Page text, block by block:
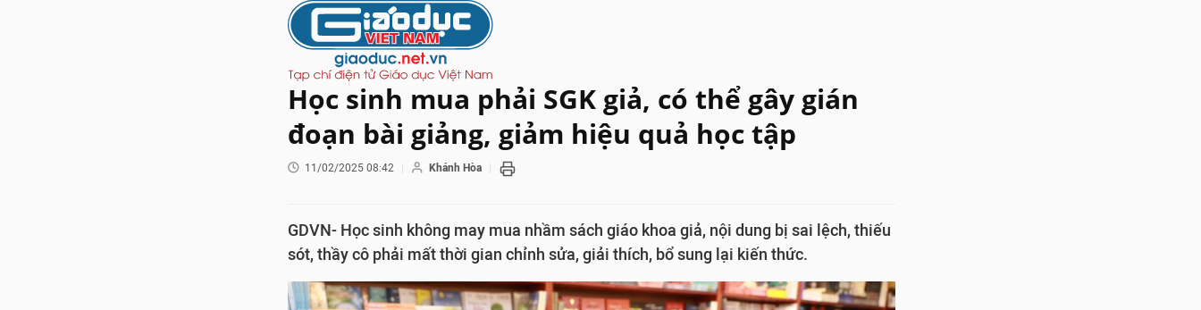
Học sinh mua phải SGK giả, có thể gây gián
đoạn bài giảng, giảm hiệu quả học tập
11/02/2025 08:42 Khánh Hòa
GDVN- Học sinh không may mua nhầm sách giáo khoa giả, nội dung bị sai lệch, thiếu
sót, thầy cô phải mất thời gian chỉnh sửa, giải thích, bổ sung lại kiến thức.